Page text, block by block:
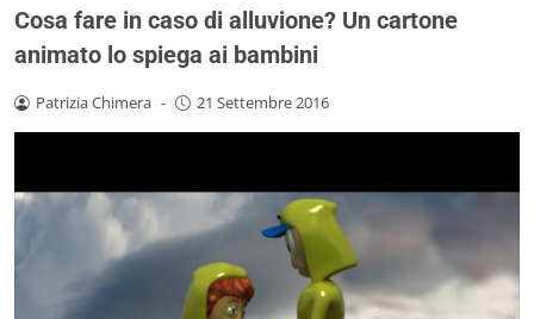
Cosa fare in caso di alluvione? Un cartone
animato lo spiega ai bambini
Patrizia Chimera - 21 Settembre 2016